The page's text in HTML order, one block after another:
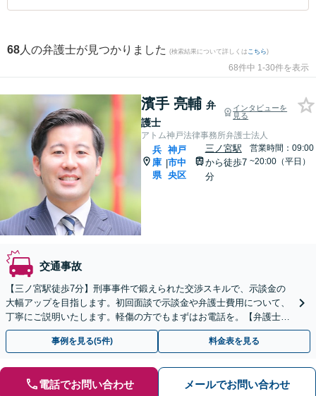
68 人の弁護士が見つかりました (検索結果について詳しくは こちら)
68件中 1-30件を表示
濱手 亮輔 弁
護士
インタビューを
見る
アトム神戸法律事務所弁護士法人
兵
庫
県
|
神戸
市中
央区
三ノ宮駅
から徒歩7
分
営業時間：09:00
~20:00（平日）
交通事故
【三ノ宮駅徒歩7分】刑事事件で鍛えられた交渉スキルで、示談金の
大幅アップを目指します。初回面談で示談金や弁護士費用について、
丁寧にご説明いたします。軽傷の方でもまずはお電話を。【弁護士費
用特約対応可】【LINEや弁護士直通電話あり】
事例を見る(5件) 料金表を見る
電話でお問い合わせ メールでお問い合わせ